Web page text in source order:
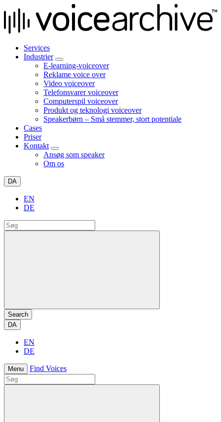
Services
Industrier
E-learning-voiceover
Reklame voice over
Video voiceover
Telefonsvarer voiceover
Computerspil voiceover
Produkt og teknologi voiceover
Speakerbørn – Små stemmer, stort potentiale
Cases
Priser
Kontakt
Ansøg som speaker
Om os
DA
EN
DE
Search
DA
EN
DE
Menu Find Voices